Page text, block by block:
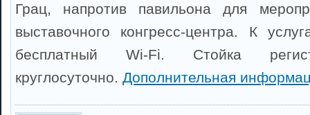
Грац, напротив павильона для
выставочного конгресс-центра. К
бесплатный Wi-Fi. Стойка
круглосуточно. Дополнительная